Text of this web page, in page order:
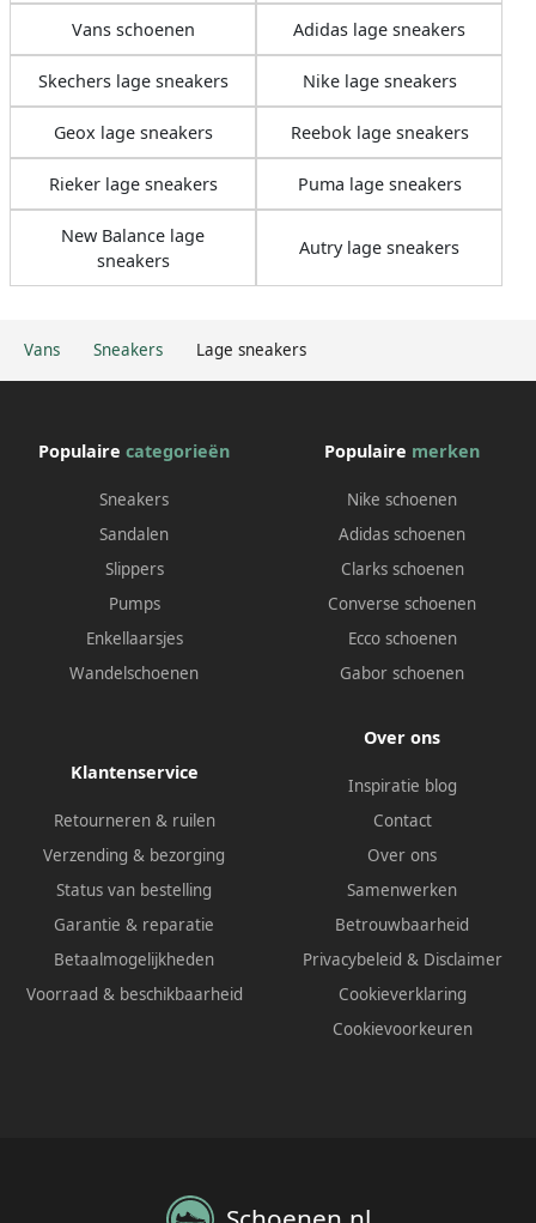
Vans Sneakers Lage sneakers
Vans schoenen Adidas lage sneakers
Skechers lage sneakers Nike lage sneakers
Geox lage sneakers Reebok lage sneakers
Rieker lage sneakers Puma lage sneakers
New Balance lage
sneakers
Autry lage sneakers
Populaire categorieën
Sneakers
Sandalen
Slippers
Pumps
Enkellaarsjes
Wandelschoenen
Populaire merken
Nike schoenen
Adidas schoenen
Clarks schoenen
Converse schoenen
Ecco schoenen
Gabor schoenen
Klantenservice
Retourneren & ruilen
Verzending & bezorging
Status van bestelling
Garantie & reparatie
Betaalmogelijkheden
Voorraad & beschikbaarheid
Over ons
Inspiratie blog
Contact
Over ons
Samenwerken
Betrouwbaarheid
Privacybeleid & Disclaimer
Cookieverklaring
Cookievoorkeuren